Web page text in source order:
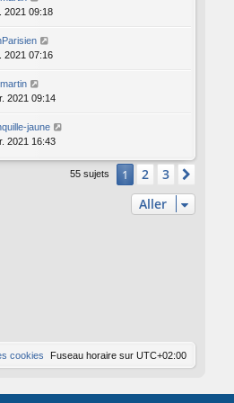
2021 09:18
2021 07:16
2021 09:14
jaune
2021 16:43
55 sujets 1 2 3
Aller
Fuseau horaire sur UTC+02:00
cookies